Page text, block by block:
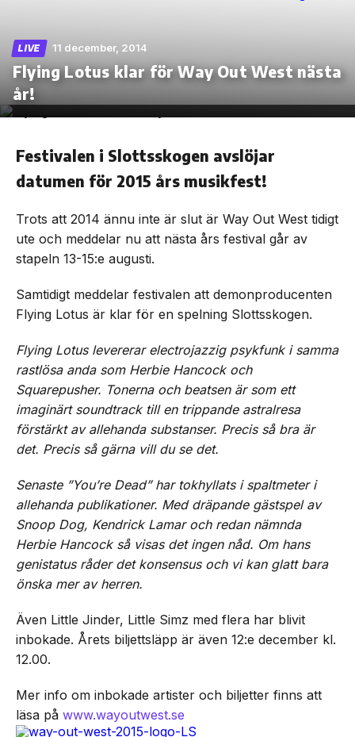
Skip
the
content
LIVE 11 december, 2014
Flying Lotus klar för Way Out West nästa
år!
Festivalen i Slottsskogen avslöjar
datumen för 2015 års musikfest!
Trots att 2014 ännu inte är slut är Way Out West tidigt
ute och meddelar nu att nästa års festival går av
stapeln 13-15:e augusti.
Samtidigt meddelar festivalen att demonproducenten
Flying Lotus är klar för en spelning Slottsskogen.
Flying Lotus levererar electrojazzig psykfunk i samma
rastlösa anda som Herbie Hancock och
Squarepusher. Tonerna och beatsen är som ett
imaginärt soundtrack till en trippande astralresa
förstärkt av allehanda substanser. Precis så bra är
det. Precis så gärna vill du se det.
Senaste ”You’re Dead” har tokhyllats i spaltmeter i
allehanda publikationer. Med dräpande gästspel av
Snoop Dog, Kendrick Lamar och redan nämnda
Herbie Hancock så visas det ingen nåd. Om hans
genistatus råder det konsensus och vi kan glatt bara
önska mer av herren.
Även Little Jinder, Little Simz med flera har blivit
inbokade. Årets biljettsläpp är även 12:e december kl.
12.00.
Mer info om inbokade artister och biljetter finns att
läsa på www.wayoutwest.se